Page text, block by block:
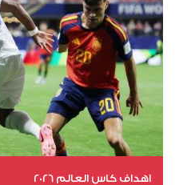
اهداف كاس العالم 2026